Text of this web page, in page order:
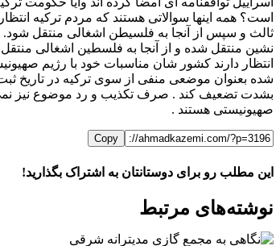
است؟ همه اینها سوالاتی هستند که مردم ترکیه
ثالث و سپس از آنجا به فلسیطن اشغالی منتقل شود.
نشین منتقل شده و از آنجا به فلسطین اشغالی
انتظار دارند کشور شان مناسبات خود با رژیم
شده بعنوان موضعی منفی از سوی ترکیه در تاریخ
بشدت تضعیف کند . صرف تکذیب و رد موضوع نیز نمی
صهیونیستی هستند .
Copy
این مطلب رو برای دوستانتان به اشتراک بگذارید!
FacebookX
LinkedIn
WhatsApp
Telegram
ایمیل
نوشته‌‌های مرتبط